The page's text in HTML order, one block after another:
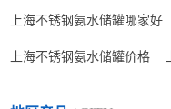
上海不锈钢氨水储罐哪家好
上海不锈钢氨水储罐价格